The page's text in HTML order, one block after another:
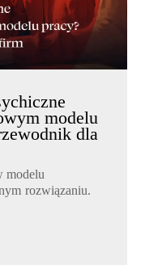
modelu
dla
modelu
rozwiązaniu.